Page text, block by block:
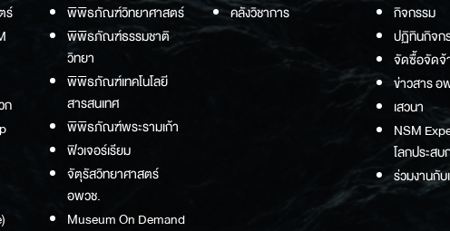
ร์
ก
พิพิธภัณฑ์วิทยาศาสตร์
พิพิธภัณฑ์ธรรมชาติ
วิทยา
พิพิธภัณฑ์เทคโนโลยี
สารสนเทศ
พิพิธภัณฑ์พระรามเก้า
ฟิวเจอร์เรียม
จัตุรัสวิทยาศาสตร์
อพวช.
Museum On Demand
คลังวิชาการ
กิจกรรม
ปฏิทินกิจก
จัดซื้อจัดจ้
ข่าวสาร อ
เสวนา
NSM
โลกประส
ร่วมงานกับ